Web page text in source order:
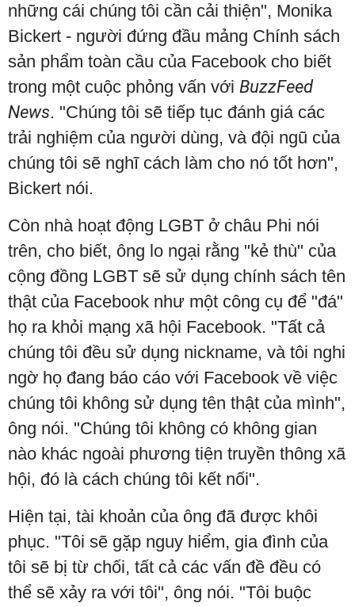
những cái chúng tôi cần cải thiện", Monika
Bickert - người đứng đầu mảng Chính sách
sản phẩm toàn cầu của Facebook cho biết
trong một cuộc phỏng vấn với BuzzFeed
News. "Chúng tôi sẽ tiếp tục đánh giá các
trải nghiệm của người dùng, và đội ngũ của
chúng tôi sẽ nghĩ cách làm cho nó tốt hơn",
Bickert nói.
Còn nhà hoạt động LGBT ở châu Phi nói
trên, cho biết, ông lo ngại rằng "kẻ thù" của
cộng đồng LGBT sẽ sử dụng chính sách tên
thật của Facebook như một công cụ để "đá"
họ ra khỏi mạng xã hội Facebook. "Tất cả
chúng tôi đều sử dụng nickname, và tôi nghi
ngờ họ đang báo cáo với Facebook về việc
chúng tôi không sử dụng tên thật của mình",
ông nói. "Chúng tôi không có không gian
nào khác ngoài phương tiện truyền thông xã
hội, đó là cách chúng tôi kết nối".
Hiện tại, tài khoản của ông đã được khôi
phục. "Tôi sẽ gặp nguy hiểm, gia đình của
tôi sẽ bị từ chối, tất cả các vấn đề đều có
thể sẽ xảy ra với tôi", ông nói. "Tôi buộc